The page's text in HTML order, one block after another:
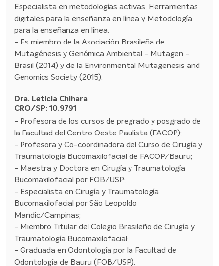
Especialista en metodologías activas, Herramientas
digitales para la enseñanza en línea y Metodología
para la enseñanza en línea.
- Es miembro de la Asociación Brasileña de
Mutagénesis y Genómica Ambiental - Mutagen -
Brasil (2014) y de la Environmental Mutagenesis and
Genomics Society (2015).
Dra. Leticia Chihara
CRO/SP: 10.9791
- Profesora de los cursos de pregrado y posgrado de
la Facultad del Centro Oeste Paulista (FACOP);
- Profesora y Co-coordinadora del Curso de Cirugía y
Traumatología Bucomaxilofacial de FACOP/Bauru;
- Maestra y Doctora en Cirugía y Traumatología
Bucomaxilofacial por FOB/USP;
- Especialista en Cirugía y Traumatología
Bucomaxilofacial por São Leopoldo
Mandic/Campinas;
- Miembro Titular del Colegio Brasileño de Cirugía y
Traumatología Bucomaxilofacial;
- Graduada en Odontología por la Facultad de
Odontología de Bauru (FOB/USP).